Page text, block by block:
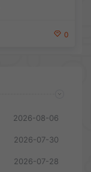
0
2026-08-06
2026-07-30
2026-07-28